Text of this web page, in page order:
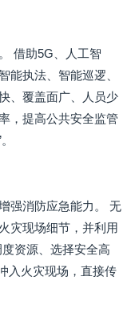
借助5G、人工智
能执法、智能巡逻、
、覆盖面广、人员少
，提高公共安全监管
强消防应急能力。 无
灾现场细节，并利用
资源、选择安全高
入火灾现场，直接传